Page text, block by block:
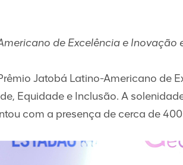
de Excelência e Inovação
Jatobá Latino-Americano de
Equidade e Inclusão. A
com a presença de cerca de